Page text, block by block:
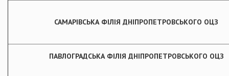
САМАРІВСЬКА ФІЛІЯ ДНІПРОПЕТРОВСЬКОГО ОЦЗ
ПАВЛОГРАДСЬКА ФІЛІЯ ДНІПРОПЕТРОВСЬКОГО ОЦЗ